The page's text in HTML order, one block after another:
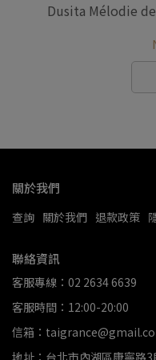
Dusita Mélodie
關於我們
查詢 關於我們 退款政策
聯絡資訊
客服專線：02 2634 6639
客服時間：12:00-20:00
信箱：